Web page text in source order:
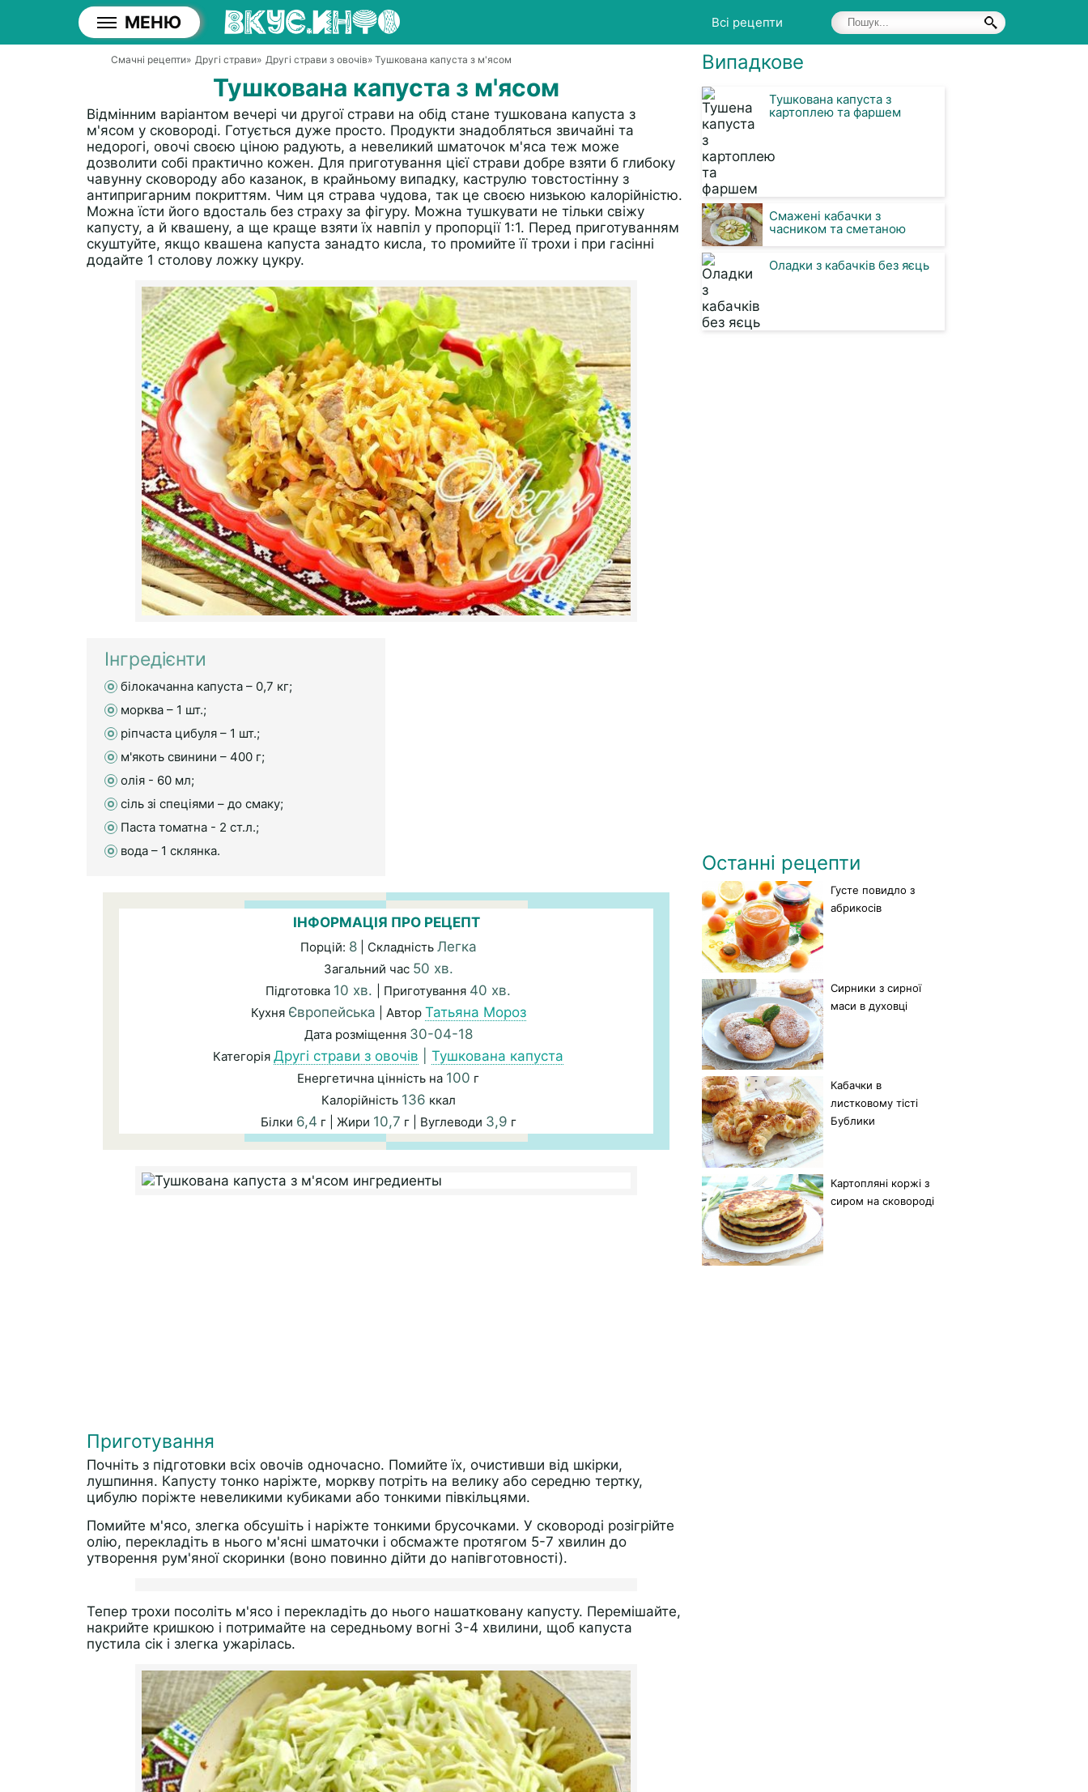
МЕНЮ Всі рецепти
Смачні рецепти» Другі страви» Другі страви з овочів» Тушкована капуста з м'ясом
Тушкована капуста з м'ясом
Відмінним варіантом вечері чи другої страви на обід стане тушкована капуста з
м'ясом у сковороді. Готується дуже просто. Продукти знадобляться звичайні та
недорогі, овочі своєю ціною радують, а невеликий шматочок м'яса теж може
дозволити собі практично кожен. Для приготування цієї страви добре взяти б глибоку
чавунну сковороду або казанок, в крайньому випадку, каструлю товстостінну з
антипригарним покриттям. Чим ця страва чудова, так це своєю низькою калорійністю.
Можна їсти його вдосталь без страху за фігуру. Можна тушкувати не тільки свіжу
капусту, а й квашену, а ще краще взяти їх навпіл у пропорції 1:1. Перед приготуванням
скуштуйте, якщо квашена капуста занадто кисла, то промийте її трохи і при гасінні
додайте 1 столову ложку цукру.
Інгредієнти
білокачанна капуста – 0,7 кг;
морква – 1 шт.;
ріпчаста цибуля – 1 шт.;
м'якоть свинини – 400 г;
олія - 60 мл;
сіль зі спеціями – до смаку;
Паста томатна - 2 ст.л.;
вода – 1 склянка.
ІНФОРМАЦІЯ ПРО РЕЦЕПТ
Порцій: 8| Складність Легка
Загальний час 50 хв.
Підготовка 10 хв. | Приготування 40 хв.
Кухня Європейська | Автор Татьяна Мороз
Дата розміщення 30-04-18
Категорія Другі страви з овочів Тушкована капуста
Енергетична цінність на 100 г
Калорійність 136 ккал
Білки 6,4 г | Жири 10,7 г | Вуглеводи 3,9 г
Приготування
Почніть з підготовки всіх овочів одночасно. Помийте їх, очистивши від шкірки,
лушпиння. Капусту тонко наріжте, моркву потріть на велику або середню тертку,
цибулю поріжте невеликими кубиками або тонкими півкільцями.
Помийте м'ясо, злегка обсушіть і наріжте тонкими брусочками. У сковороді розігрійте
олію, перекладіть в нього м'ясні шматочки і обсмажте протягом 5-7 хвилин до
утворення рум'яної скоринки (воно повинно дійти до напівготовності).
Тепер трохи посоліть м'ясо і перекладіть до нього нашатковану капусту. Перемішайте,
накрийте кришкою і потримайте на середньому вогні 3-4 хвилини, щоб капуста
пустила сік і злегка ужарілась.
Випадкове
Тушкована капуста з
картоплею та фаршем
Смажені кабачки з
часником та сметаною
Оладки з кабачків без яєць
Останні рецепти
Густе повидло з
абрикосів
Сирники з сирної
маси в духовці
Кабачки в
листковому тісті
Бублики
Картопляні коржі з
сиром на сковороді